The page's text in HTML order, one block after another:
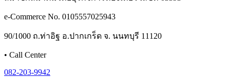
e-Commerce No. 0105557025943
90/1000 ถ.ท่าอิฐ อ.ปากเกร็ด จ. นนทบุรี 11120
• Call Center
082-203-9942